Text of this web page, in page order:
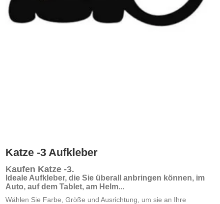
Katze -3 Aufkleber
Kaufen Katze -3.
Ideale Aufkleber, die Sie überall anbringen können, im
Auto, auf dem Tablet, am Helm...
Wählen Sie Farbe, Größe und Ausrichtung, um sie an Ihre